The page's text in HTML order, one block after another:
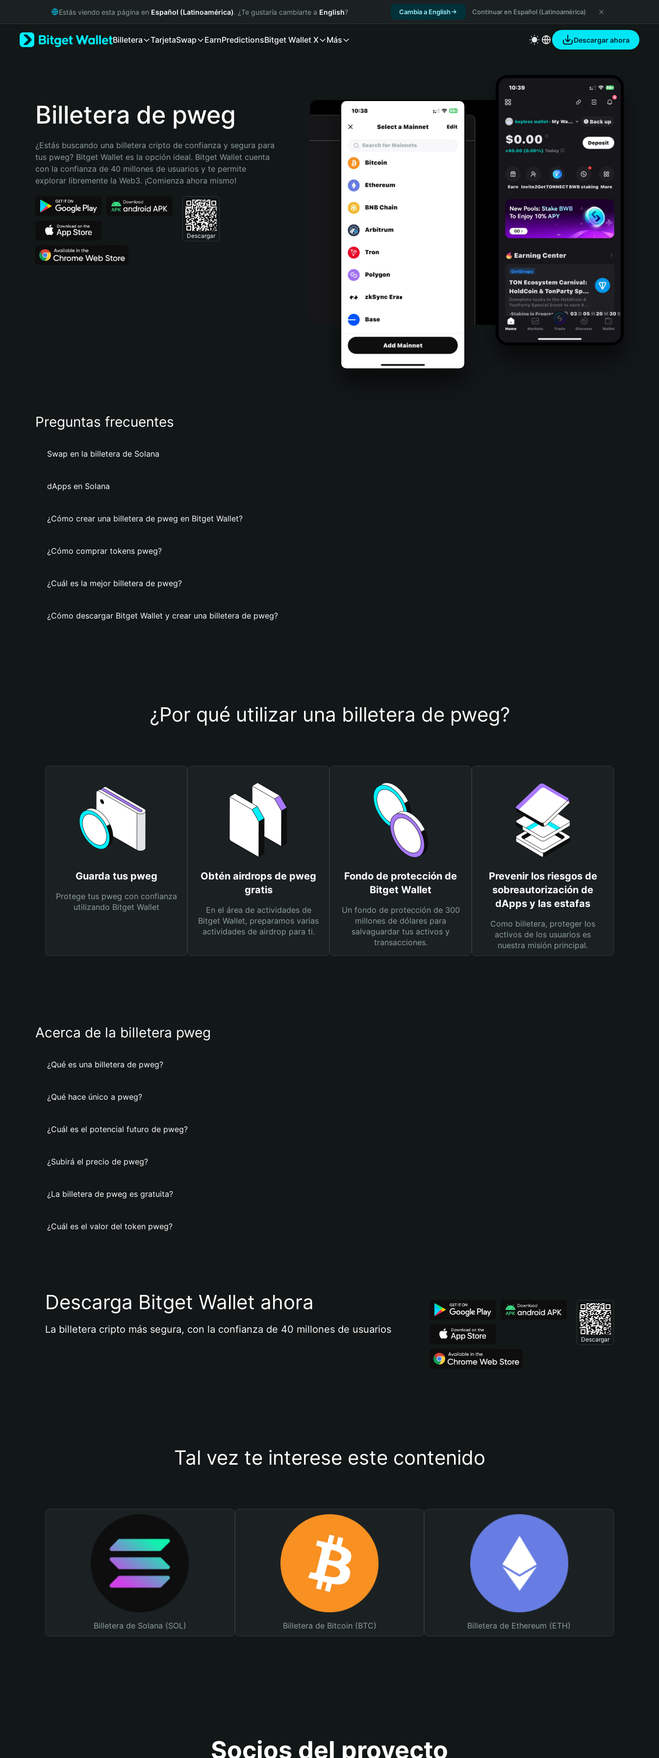
Русский
Bahasa Indonesia
Português (Brasil)
Estás viendo esta página en Español (Latinoamérica). ¿Te gustaría cambiarte a English? Cambia a English Continuar en Español (Latinoamérica)
Billetera TarjetaSwap EarnPredictionsBitget Wallet X Más Descargar ahora
Billetera de pweg
¿Estás buscando una billetera cripto de confianza y segura para
tus pweg? Bitget Wallet es la opción ideal. Bitget Wallet cuenta
con la confianza de 40 millones de usuarios y te permite
explorar libremente la Web3. ¡Comienza ahora mismo!
Descargar
Preguntas frecuentes
Swap en la billetera de Solana
dApps en Solana
¿Cómo crear una billetera de pweg en Bitget Wallet?
¿Cómo comprar tokens pweg?
¿Cuál es la mejor billetera de pweg?
¿Cómo descargar Bitget Wallet y crear una billetera de pweg?
¿Por qué utilizar una billetera de pweg?
Guarda tus pweg
Protege tus pweg con confianza
utilizando Bitget Wallet
Obtén airdrops de pweg
gratis
En el área de actividades de
Bitget Wallet, preparamos varias
actividades de airdrop para ti.
Fondo de protección de
Bitget Wallet
Un fondo de protección de 300
millones de dólares para
salvaguardar tus activos y
transacciones.
Prevenir los riesgos de
sobreautorización de
dApps y las estafas
Como billetera, proteger los
activos de los usuarios es
nuestra misión principal.
Acerca de la billetera pweg
¿Qué es una billetera de pweg?
¿Qué hace único a pweg?
¿Cuál es el potencial futuro de pweg?
¿Subirá el precio de pweg?
¿La billetera de pweg es gratuita?
¿Cuál es el valor del token pweg?
Descarga Bitget Wallet ahora
La billetera cripto más segura, con la confianza de 40 millones de usuarios
Descargar
Tal vez te interese este contenido
Billetera de Solana (SOL) Billetera de Bitcoin (BTC) Billetera de Ethereum (ETH)
Socios del proyecto